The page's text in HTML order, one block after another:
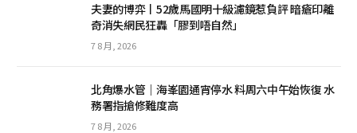
夫妻的博弈丨52歲馬國明十級濾鏡惹負評 暗瘡印離
奇消失網民狂轟「膠到唔自然」
7 8 月, 2026
北角爆水管｜海峯園通宵停水 料周六中午始恢復 水
務署指搶修難度高
7 8 月, 2026